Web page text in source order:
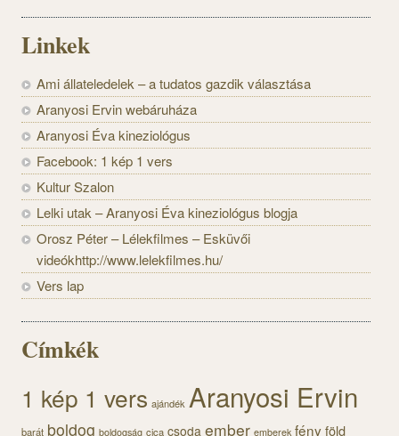
Linkek
Ami állateledelek – a tudatos gazdik választása
Aranyosi Ervin webáruháza
Aranyosi Éva kineziológus
Facebook: 1 kép 1 vers
Kultur Szalon
Lelki utak – Aranyosi Éva kineziológus blogja
Orosz Péter – Lélekfilmes – Esküvői
videókhttp://www.lelekfilmes.hu/
Vers lap
Címkék
1 kép 1 vers ajándék Aranyosi Ervin
barát boldog boldogság cica csoda ember emberek fényföld